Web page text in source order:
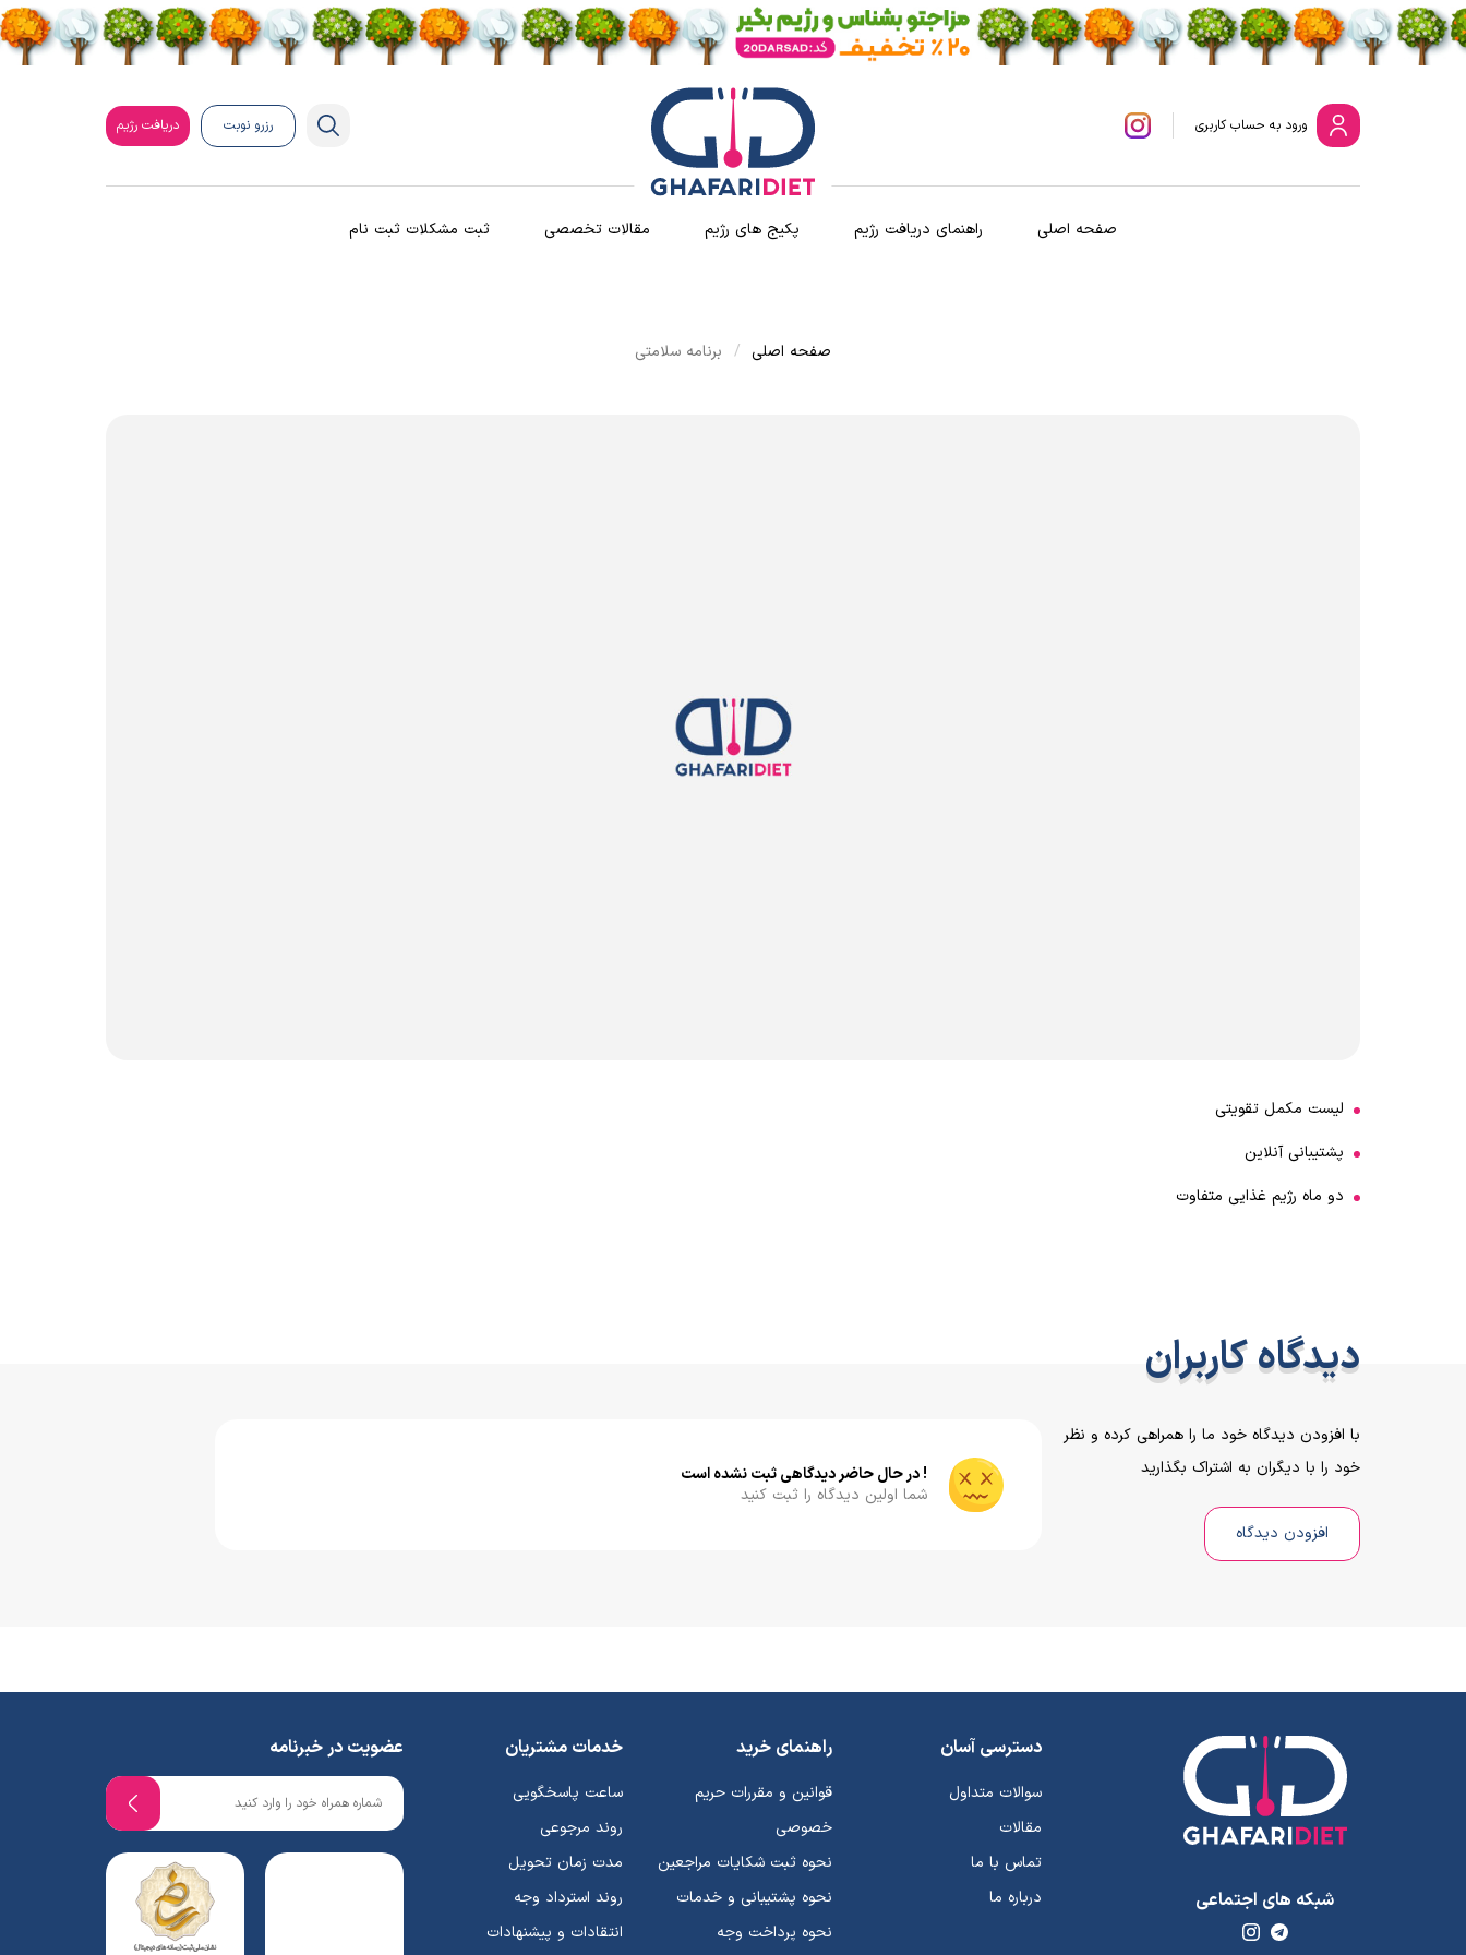
ورود به حساب کاربری رزرو نوبت دریافت رژیم
صفحه اصلی راهنمای دریافت رژیم پکیج های رژیم مقالات تخصصی ثبت مشکلات ثبت نام
صفحه اصلی برنامه سلامتی
لیست مکمل تقویتی
پشتیبانی آنلاین
دو ماه رژیم غذایی متفاوت
دیدگاه کاربران
با افزودن دیدگاه خود ما را همراهی کرده و نظر
خود را با دیگران به اشتراک بگذارید
افزودن دیدگاه
! در حال حاضر دیدگاهی ثبت نشده است
شما اولین دیدگاه را ثبت کنید
شبکه های اجتماعی
دسترسی آسان
سوالات متداول
مقالات
تماس با ما
درباره ما
راهنمای خرید
قوانین و مقررات حریم
خصوصی
نحوه ثبت شکایات مراجعین
نحوه پشتیبانی و خدمات
نحوه پرداخت وجه
خدمات مشتریان
ساعت پاسخگویی
روند مرجوعی
مدت زمان تحویل
روند استرداد وجه
انتقادات و پیشنهادات
عضویت در خبرنامه